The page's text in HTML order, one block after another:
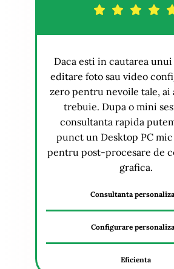
Daca esti in cautarea
editare foto sau video
zero pentru nevoile tale, ai
trebuie. Dupa o mini
consultanta rapida
punct un Desktop PC mic
pentru post-procesare de
grafica.
Consultanta
Configurare
Eficienta